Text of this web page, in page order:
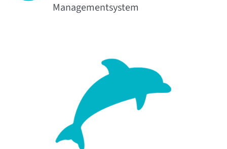
Managementsystem